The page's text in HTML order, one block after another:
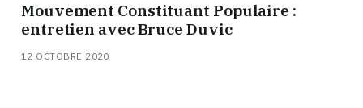
Mouvement Constituant Populaire :
entretien avec Bruce Duvic
12 OCTOBRE 2020